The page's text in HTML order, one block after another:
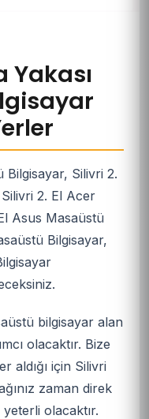
Bilgisayar, Silivri 2.
2. El Acer
Asus Masaüstü
Bilgisayar,
bilgisayar alan
olacaktır. Bize
aldığı için Silivri
zaman direk
olacaktır.